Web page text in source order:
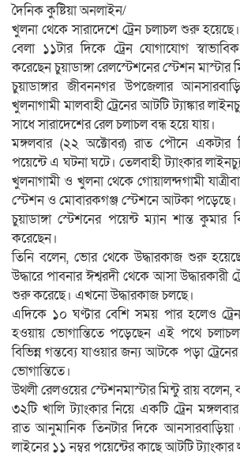
দৈনিক কুষ্টিয়া অনলাইন/
খুলনা থেকে সারাদেশে ট্রেন চলাচল শুরু
বেলা ১১টার দিকে ট্রেন যোগাযোগ
করেছেন চুয়াডাঙ্গা রেলস্টেশনের স্টেশন মাস্টার
চুয়াডাঙ্গার জীবননগর উপজেলার
খুলনাগামী মালবাহী ট্রেনের আটটি ট্যাঙ্কার
সাধে সারাদেশের রেল চলাচল বন্ধ হয়ে যায়।
মঙ্গলবার (২২ অক্টোবর) রাত পৌনে একটার
পয়েন্টে এ ঘটনা ঘটে। তেলবাহী ট্যাংকার
খুলনাগামী ও খুলনা থেকে গোয়ালন্দগামী
স্টেশন ও মোবারকগঞ্জ স্টেশনে আটকা পড়েছে।
চুয়াডাঙ্গা স্টেশনের পয়েন্ট ম্যান শান্ত কুমার
করেছেন।
তিনি বলেন, ভোর থেকে উদ্ধারকাজ শুরু
উদ্ধারে পাবনার ঈশ্বরদী থেকে আসা
শুরু করেছে। এখনো উদ্ধারকাজ চলছে।
এদিকে ১০ ঘণ্টার বেশি সময় পার হলেও ট্রেন
হওয়ায় ভোগান্তিতে পড়েছেন এই পথে
বিভিন্ন গন্তব্যে যাওয়ার জন্য আটকে পড়া
ভোগান্তিতে।
উথলী রেলওয়ের স্টেশনমাস্টার মিন্টু রায় বলেন,
৩২টি খালি ট্যাংকার নিয়ে একটি ট্রেন
রাত আনুমানিক তিনটার দিকে
লাইনের ১১ নম্বর পয়েন্টের কাছে আটটি